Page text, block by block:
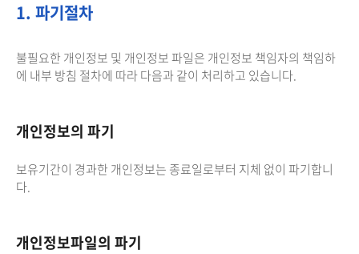
1. 파기절차
불필요한 개인정보 및 개인정보 파일은 개인정보 책임자의 책임하
에 내부 방침 절차에 따라 다음과 같이 처리하고 있습니다.
개인정보의 파기
보유기간이 경과한 개인정보는 종료일로부터 지체 없이 파기합니
다.
개인정보파일의 파기